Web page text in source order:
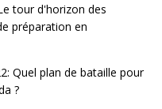
tour d'horizon des
préparation en
Quel plan de bataille pour
?